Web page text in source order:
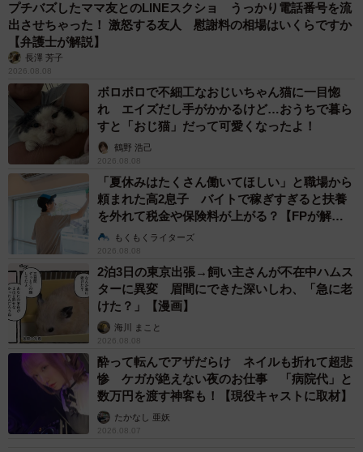
■YouTube:「ユキちゃんねる」
https://www.youtube.com/channel/UCdz4PorcEwQ8MyQrS
ntxbfg
プチバズしたママ友とのLINEスクショ うっかり電話番号を流
出させちゃった！ 激怒する友人 慰謝料の相場はいくらですか
【弁護士が解説】
長澤 芳子
2026.08.08
ボロボロで不細工なおじいちゃん猫に一目惚
れ エイズだし手がかかるけど…おうちで暮ら
すと「おじ猫」だって可愛くなったよ！
鶴野 浩己
2026.08.08
「夏休みはたくさん働いてほしい」と職場から
頼まれた高2息子 バイトで稼ぎすぎると扶養
を外れて税金や保険料が上がる？【FPが解
説】もくもくライターズ
2026.08.08
2泊3日の東京出張→飼い主さんが不在中ハムス
ターに異変 眉間にできた深いしわ、「急に老
けた？」【漫画】
海川 まこと
2026.08.08
酔って転んでアザだらけ ネイルも折れて超悲
惨 ケガが絶えない夜のお仕事 「病院代」と
数万円を渡す神客も！【現役キャストに取材】
たかなし 亜妖
2026.08.07